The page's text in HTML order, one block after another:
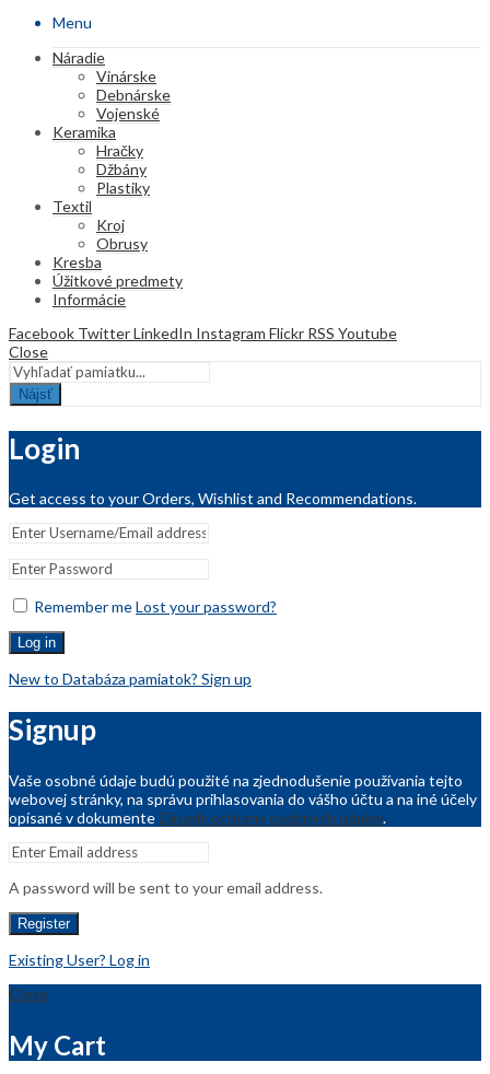
Menu
Náradie
Vinárske
Debnárske
Vojenské
Keramika
Hračky
Džbány
Plastiky
Textil
Kroj
Obrusy
Kresba
Úžitkové predmety
Informácie
Facebook TwitterLinkedIn Instagram Flickr RSS Youtube
Close
Nájsť
Login
Get access to your Orders, Wishlist and Recommendations.
Remember meLost your password?
Log in
New to Databáza pamiatok? Sign up
Signup
Vaše osobné údaje budú použité na zjednodušenie používania tejto
webovej stránky, na správu prihlasovania do vášho účtu a na iné účely
opísané v dokumente Zásady ochrany osobných údajov.
A password will be sent to your email address.
Register
Existing User? Log in
Close
My Cart